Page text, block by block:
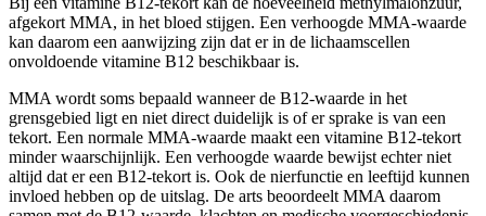
afgekort MMA, in het bloed stijgen. Een verhoogde MMA-waarde
kan daarom een aanwijzing zijn dat er in de lichaamscellen
onvoldoende vitamine B12 beschikbaar is.
MMA wordt soms bepaald wanneer de B12-waarde in het
grensgebied ligt en niet direct duidelijk is of er sprake is van een
tekort. Een normale MMA-waarde maakt een vitamine B12-tekort
minder waarschijnlijk. Een verhoogde waarde bewijst echter niet
altijd dat er een B12-tekort is. Ook de nierfunctie en leeftijd kunnen
invloed hebben op de uitslag. De arts beoordeelt MMA daarom